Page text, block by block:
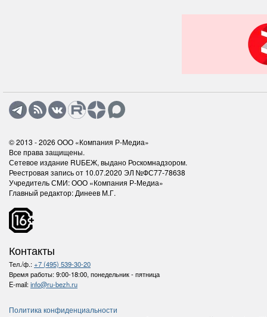
© 2013 - 2026 ООО «Компания Р-Медиа»
Все права защищены.
Сетевое издание RUБЕЖ, выдано Роскомнадзором.
Реестровая запись от 10.07.2020 ЭЛ №ФС77-78638
Учредитель СМИ: ООО «Компания Р-Медиа»
Главный редактор: Динеев М.Г.
Контакты
Тел./ф.:+7 (495) 539-30-20
Время работы:9:00-18:00, понедельник - пятница
E-mail:info@ru-bezh.ru
Политика конфиденциальности